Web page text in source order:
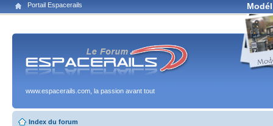
Portail Espacerails
www.espacerails.com, la passion avant tout
Index du forum